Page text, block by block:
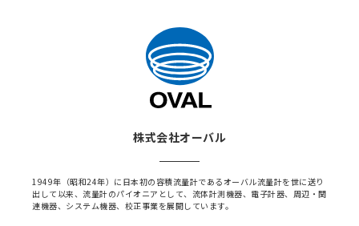
株式会社オーバル
1949年（昭和24年）に日本初の容積流量計であるオーバル流量計を世に送り
出して以来、流量計のパイオニアとして、流体計測機器、電子計器、周辺・関
連機器、システム機器、校正事業を展開しています。